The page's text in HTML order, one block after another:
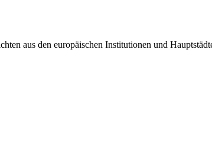
aus den europäischen Institutionen und